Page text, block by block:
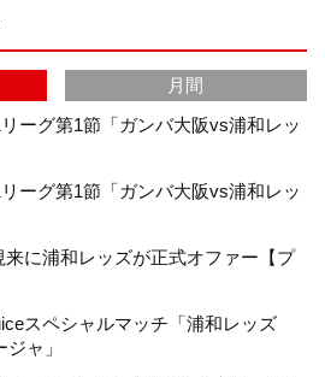
C
h
a
n
月間
リーグ第1節「ガンバ大阪vs浦和レッ
リーグ第1節「ガンバ大阪vs浦和レッ
に浦和レッズが正式オファー【プ
スペシャルマッチ「浦和レッズ
ャ」